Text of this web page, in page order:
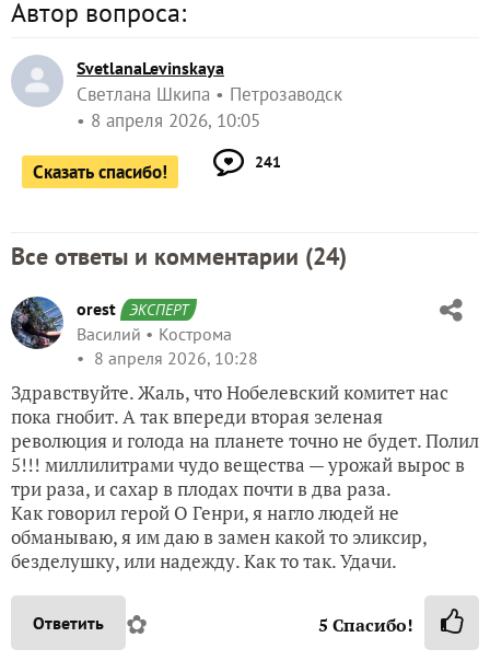
Автор вопроса:
SvetlanaLevinskaya
Светлана Шкипа
Петрозаводск
8 апреля 2026, 10:05
Сказать спасибо! 241
Все ответы и комментарии (24)
orest ЭКСПЕРТ
Василий
Кострома
8 апреля 2026, 10:28
Здравствуйте. Жаль, что Нобелевский комитет нас
пока гнобит. А так впереди вторая зеленая
революция и голода на планете точно не будет. Полил
5!!! миллилитрами чудо вещества — урожай вырос в
три раза, и сахар в плодах почти в два раза.
Как говорил герой О Генри, я нагло людей не
обманываю, я им даю в замен какой то эликсир,
безделушку, или надежду. Как то так. Удачи.
Ответить ✿ 5 Спасибо!